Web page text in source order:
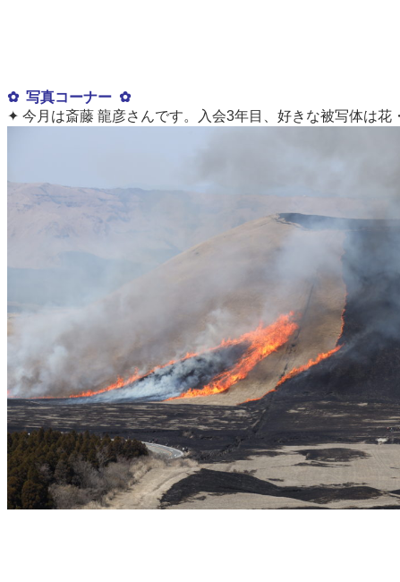
✿ 写真コーナー ✿
✦ 今月は斎藤 龍彦さんです。入会3年目、好きな被写体は